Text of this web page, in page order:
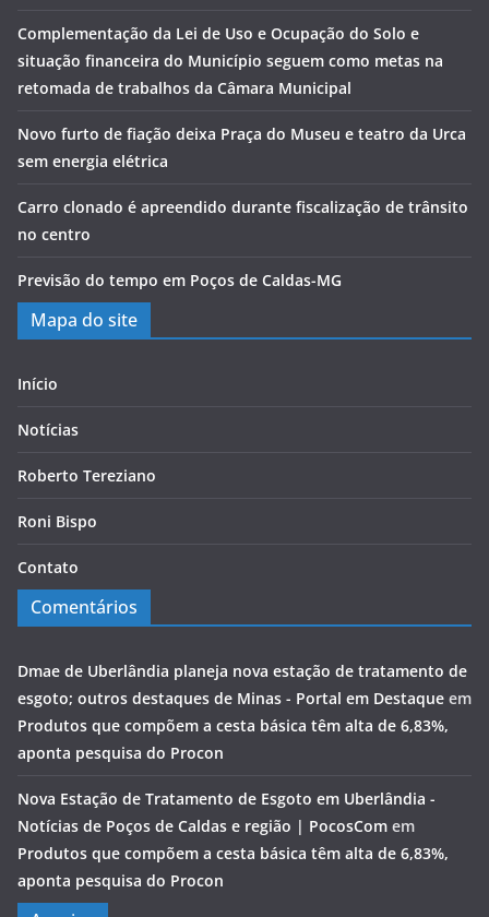
Complementação da Lei de Uso e Ocupação do Solo e
situação financeira do Município seguem como metas na
retomada de trabalhos da Câmara Municipal
Novo furto de fiação deixa Praça do Museu e teatro da Urca
sem energia elétrica
Carro clonado é apreendido durante fiscalização de trânsito
no centro
Previsão do tempo em Poços de Caldas-MG
Mapa do site
Início
Notícias
Roberto Tereziano
Roni Bispo
Contato
Comentários
Dmae de Uberlândia planeja nova estação de tratamento de
esgoto; outros destaques de Minas - Portal em Destaque em
Produtos que compõem a cesta básica têm alta de 6,83%,
aponta pesquisa do Procon
Nova Estação de Tratamento de Esgoto em Uberlândia -
Notícias de Poços de Caldas e região | PocosCom em
Produtos que compõem a cesta básica têm alta de 6,83%,
aponta pesquisa do Procon